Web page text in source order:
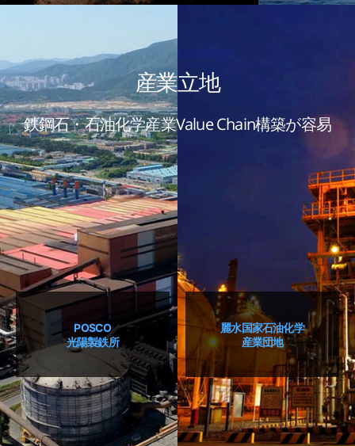
産業立地
鉄鋼石・石油化学産業Value Chain構築が容易
POSCO
光陽製鉄所
麗水国家石油化学
産業団地